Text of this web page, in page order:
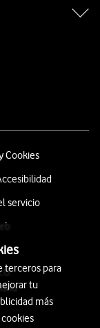
Cookies
servicio
terceros para
tu
más